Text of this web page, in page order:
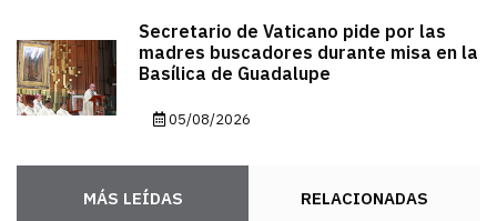
Secretario de Vaticano pide por las
madres buscadores durante misa en la
Basílica de Guadalupe
05/08/2026
MÁS LEÍDAS RELACIONADAS